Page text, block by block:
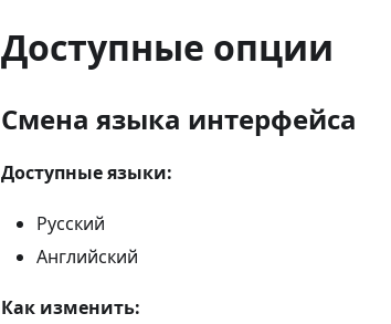
Доступные опции
Смена языка интерфейса
Доступные языки:
Русский
Английский
Как изменить: